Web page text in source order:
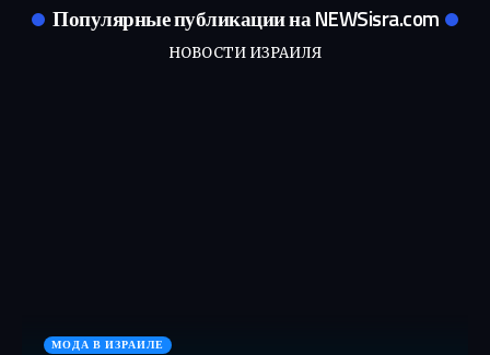
Популярные публикации на NEWSisra.com
НОВОСТИ ИЗРАИЛЯ
МОДА В ИЗРАИЛЕ